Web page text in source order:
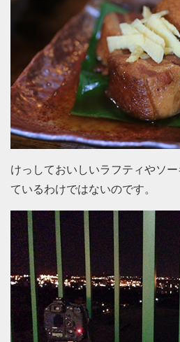
けっしておいしいラフティやソ
ているわけではないのです。